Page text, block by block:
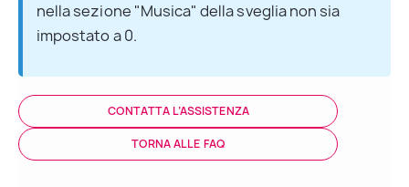
nella sezione "Musica" della sveglia non sia
impostato a 0.
CONTATTA L’ASSISTENZA
TORNA ALLE FAQ